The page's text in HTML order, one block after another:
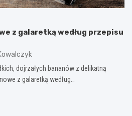
z galaretką według przepisu
dojrzałych bananów z delikatną
z galaretką według…